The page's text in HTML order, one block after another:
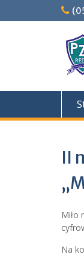
to
II
Miło
Na